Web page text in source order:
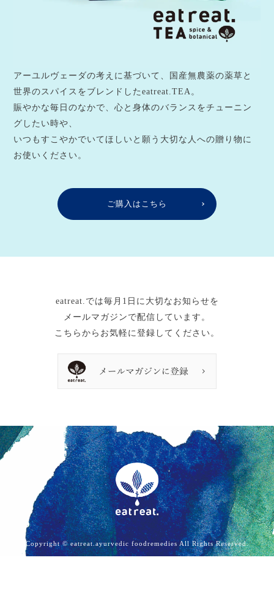
アーユルヴェーダの考えに基づいて、国産無農薬の薬草と
世界のスパイスをブレンドしたeatreat.TEA。
賑やかな毎日のなかで、心と身体のバランスをチューニン
グしたい時や、
いつもすこやかでいてほしいと願う大切な人への贈り物に
お使いください。
ご購入はこちら
eatreat.では毎月1日に大切なお知らせを
メールマガジンで配信しています。
こちらからお気軽に登録してください。
Copyright © eatreat.ayurvedic foodremedies All Rights Reserved.